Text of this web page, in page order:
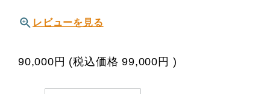
レビューを見る
90,000円 (税込価格99,000円 )